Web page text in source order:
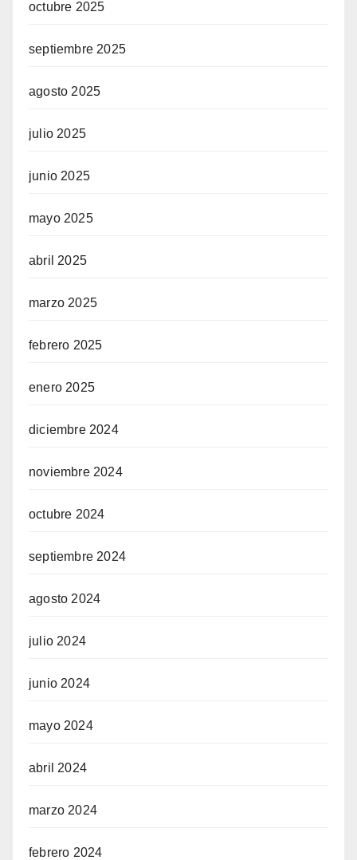
octubre 2025
septiembre 2025
agosto 2025
julio 2025
junio 2025
mayo 2025
abril 2025
marzo 2025
febrero 2025
enero 2025
diciembre 2024
noviembre 2024
octubre 2024
septiembre 2024
agosto 2024
julio 2024
junio 2024
mayo 2024
abril 2024
marzo 2024
febrero 2024